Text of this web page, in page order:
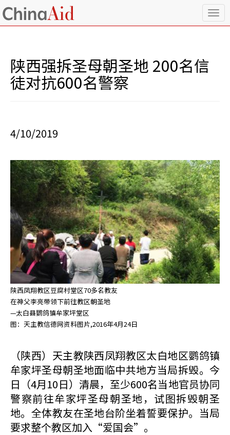
T
o
o
n
陕西强拆圣母朝圣地 200名信
徒对抗600名警察
4/10/2019
陕西凤翔教区豆腐村堂区70多名教友
在神父李亮带领下前往教区朝圣地
—太白县鹦鸽镇牟家坪堂区
图：天主教信德网资料图片,2016年4月24日
（陕西）天主教陕西凤翔教区太白地区鹦鸽镇
牟家坪圣母朝圣地面临中共地方当局拆毁。今
日（4月10日）清晨，至少600名当地官员协同
警察前往牟家坪圣母朝圣地，试图拆毁朝圣
地。全体教友在圣地台阶坐着誓要保护。当局
要求整个教区加入“爱国会”。